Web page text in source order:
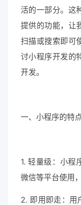
活的一部分。这
提供的功能，让
扫描或搜索即可
讨小程序开发的
开发。
一、小程序的特
1. 轻量级：小程
微信等平台使用
2. 即用即走：用